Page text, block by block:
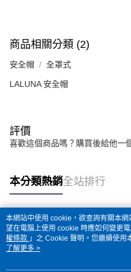
商品相關分類 (2)
安全帽 全罩式
LALUNA 安全帽
評價
喜歡這個商品嗎？購買後給他一
本分類熱銷全站排行
熱門標籤
本網站中使用 cookie，欲查詢有關本
望在電腦上使用 cookie 時應如何變更
權條款 」之 Cookie 聲明。您繼續使用
用條款之 Cookie 聲明使用 cookie。
了解更多 >